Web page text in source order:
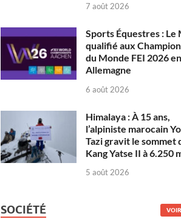
7 août 2026
Sports Équestres : Le
qualifié aux
du Monde FEI 2026 en
Allemagne
6 août 2026
Himalaya : À 15 ans,
l’alpiniste marocain
Tazi gravit le sommet
Kang Yatse II à 6.250
5 août 2026
SOCIÉTÉ